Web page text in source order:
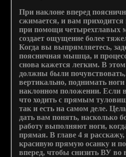
При наклоне вперед
сжимается, и вам приходится
при помощи четырехглавых
создает ощущение более
Когда вы выпрямляетесь,
поясничная мышца, и
снова кажется легким. В
должны были почувствовать,
вертикально, поднимать ноги
наклонном положении. Если
что ходить с прямым
так и есть на самом деле.
дать вам понять, насколько
работу выполняют ноги,
прямая. В главе 4 я расскажу,
красивую прямую осанку и
вперед, чтобы снизить ВУ во